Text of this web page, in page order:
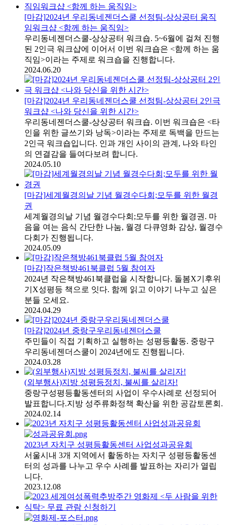
[마감]2024년 우리동네젠더스쿨 선정팀-상상공터 움직
임워크샵 <함께 하는 움직임>
우리동네젠더스쿨-상상공터 워크숍. 5~6월에 걸쳐 진행
된 2인극 워크샵에 이어서 이번 워크숍은 <함께 하는 움
직임>이라는 주제로 워크숍을 진행합니다.
2024.06.20
[마감]2024년 우리동네젠더스쿨 선정팀-상상공터 2인극
워크샵 <나와 당신을 위한 시간>
우리동네젠더스쿨-상상공터 워크숍. 이번 워크숍은 <타
인을 위한 글쓰기와 낭독>이라는 주제로 독백을 만드는
2인극 워크숍입니다. 인과 개인 사이의 관계, 나와 타인
의 연결감을 들여다보려 합니다.
2024.05.10
[마감]세계월경의날 기념 월경수다회;모두를 위한 월경
권
세계월경의날 기념 월경수다회;모두를 위한 월경권. 마
음을 여는 음식 간단한 나눔, 월경 다큐영화 감상, 월경수
다회가 진행됩니다.
2024.05.09
[마감]작은책방461북클럽 5월 참여자
2024년 작은책방461북클럽을 시작합니다. 돌봄X기후위
기X성평등 책으로 잇다. 함께 읽고 이야기 나누고 싶은
분들 오세요.
2024.04.29
[마감]2024년 중랑구우리동네젠더스쿨
주민들이 직접 기획하고 실행하는 성평등활동. 중랑구
우리동네젠더스쿨이 2024년에도 진행됩니다.
2024.03.28
(외부행사)지방 성평등정치, 불씨를 살리자!
중랑구성평등활동센터의 사업이 우수사례로 선정되어
발표합니다.지방 성주류화정책 확산을 위한 공감토론회.
2024.02.14
2023년 자치구 성평등활동센터 사업성과공유회
서울시내 3개 지역에서 활동하는 자치구 성평등활동센
터의 성과를 나누고 우수 사례를 발표하는 자리가 열립
니다.
2023.12.08